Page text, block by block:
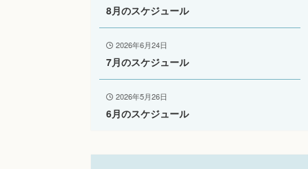
8月のスケジュール
2026年6月24日
7月のスケジュール
2026年5月26日
6月のスケジュール